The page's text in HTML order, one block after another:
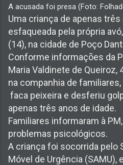
A acusada foi presa (Foto:
Uma criança de apenas
esfaqueada pela própria
(14), na cidade de Poço
Conforme informações da
Maria Valdinete de Queiroz,
na companhia de
faca peixeira e desferiu
apenas três anos de idade.
Familiares informaram à
problemas psicológicos.
A criança foi socorrida pelo
Móvel de Urgência (SAMU),